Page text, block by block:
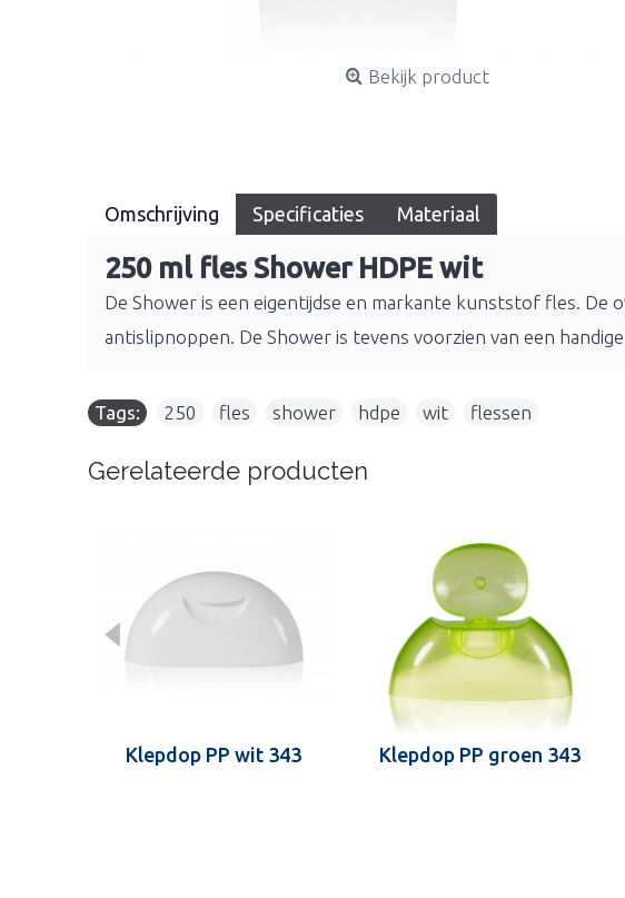
Bekijk product
Omschrijving Specificaties Materiaal
250 ml fles Shower HDPE wit
De Shower is een eigentijdse en markante kunststof fles. De
antislipnoppen. De Shower is tevens voorzien van een
Tags: 250 fles shower hdpe wit flessen
Gerelateerde producten
Klepdop PP wit 343 Klepdop PP groen 343